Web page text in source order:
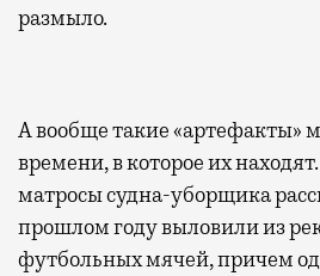
размыло.
А вообще такие «артефакты»
времени, в которое их
матросы судна-уборщика
прошлом году выловили из
футбольных мячей, причем